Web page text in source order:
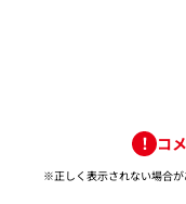
コ
※正しく表示されない場合が